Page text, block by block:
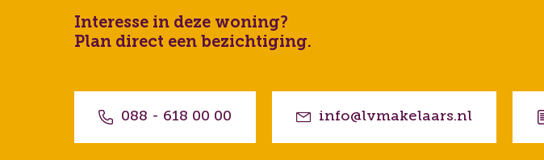
Interesse in deze woning?
Plan direct een bezichtiging.
088 - 618 00 00 info@lvmakelaars.nl